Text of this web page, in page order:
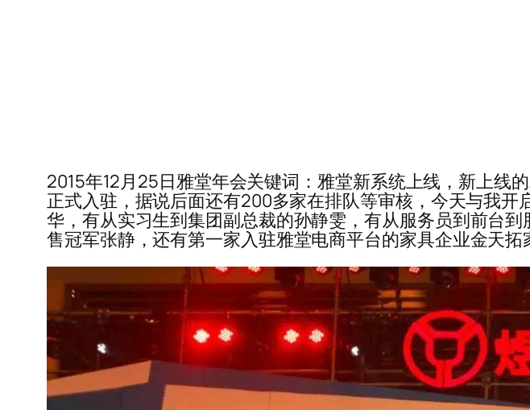
2015年12月25日雅堂年会关键词：雅堂新系统上线，新上线
正式入驻，据说后面还有200多家在排队等审核，今天与我
华，有从实习生到集团副总裁的孙静雯，有从服务员到前台
售冠军张静，还有第一家入驻雅堂电商平台的家具企业金天